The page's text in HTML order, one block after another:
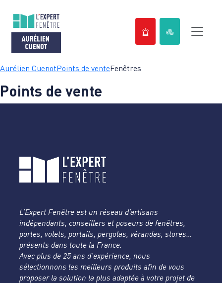
Passer
contenu
Aurélien CuenotPoints de venteFenêtres
Points de vente
L’Expert Fenêtre est un réseau d’artisans
indépendants, conseillers et poseurs de fenêtres,
portes, volets, portails, pergolas, vérandas, stores…
présents dans toute la France.
Avec plus de 25 ans d’expérience, nous
sélectionnons les meilleurs produits afin de vous
proposer la solution la plus adaptée à votre projet de